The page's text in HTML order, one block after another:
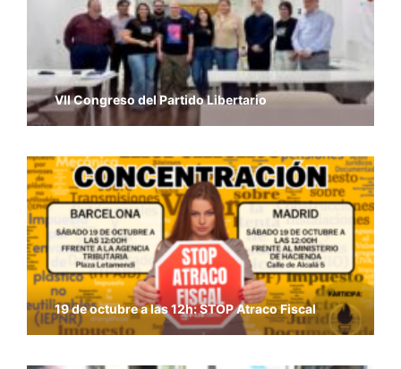
VII Congreso del Partido Libertario
19 de octubre a las 12h: STOP Atraco Fiscal